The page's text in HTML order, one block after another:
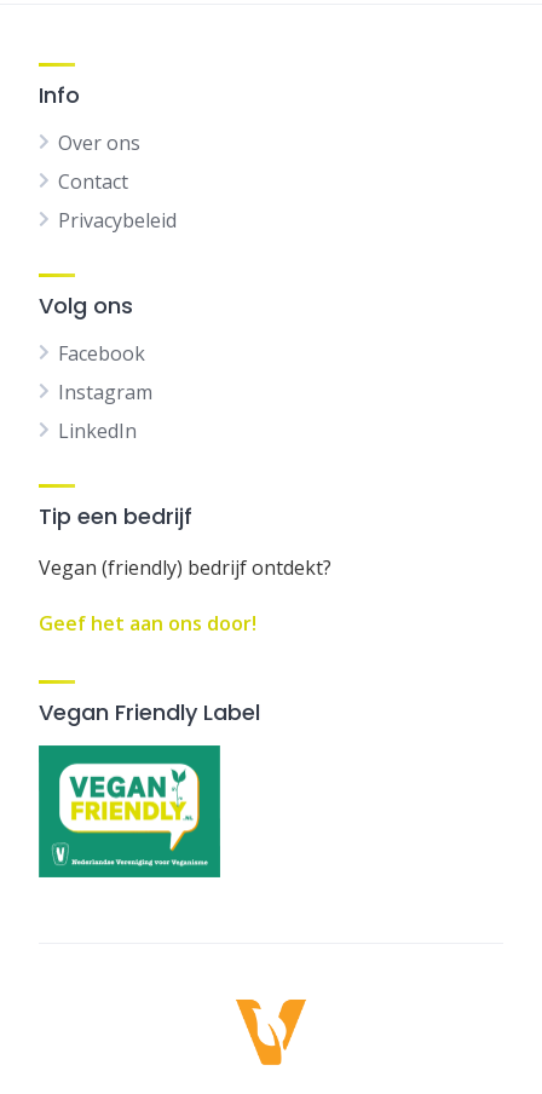
Info
Over ons
Contact
Privacybeleid
Volg ons
Facebook
Instagram
LinkedIn
Tip een bedrijf
Vegan (friendly) bedrijf ontdekt?
Geef het aan ons door!
Vegan Friendly Label